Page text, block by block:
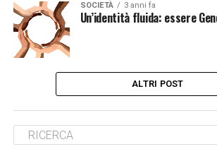
SOCIETÀ 3 anni fa
Un’identità fluida: essere
ALTRI POST